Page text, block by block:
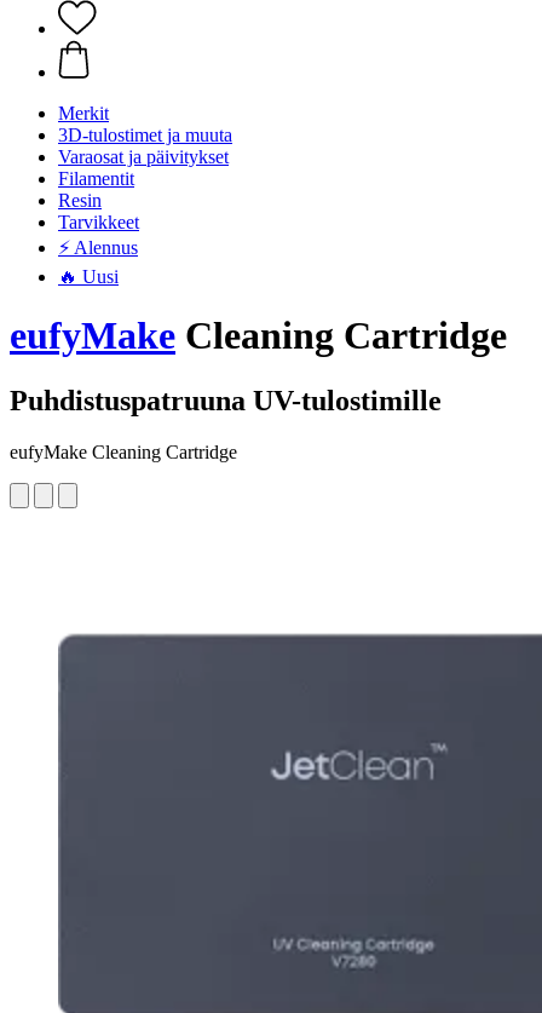
Merkit
3D-tulostimet ja muuta
Varaosat ja päivitykset
Filamentit
Resin
Tarvikkeet
⚡ Alennus
🔥 Uusi
eufyMake Cleaning Cartridge
Puhdistuspatruuna UV-tulostimille
eufyMake Cleaning Cartridge